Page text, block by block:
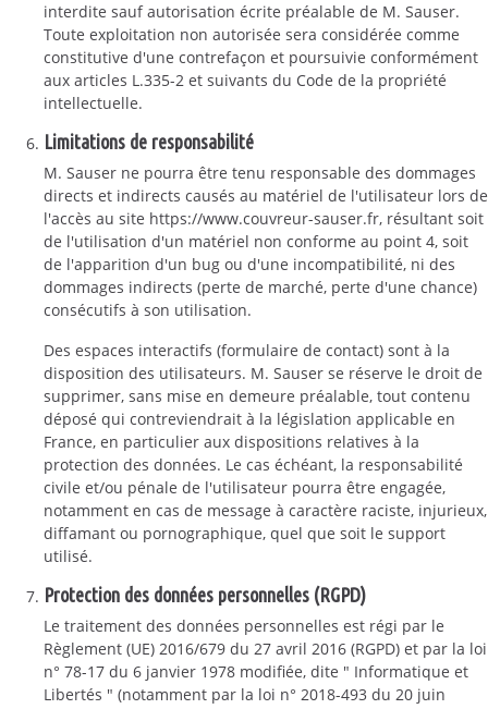
interdite sauf autorisation écrite préalable de M. Sauser.
Toute exploitation non autorisée sera considérée comme
constitutive d'une contrefaçon et poursuivie conformément
aux articles L.335-2 et suivants du Code de la propriété
intellectuelle.
Limitations de responsabilité
M. Sauser ne pourra être tenu responsable des dommages
directs et indirects causés au matériel de l'utilisateur lors de
l'accès au site https://www.couvreur-sauser.fr, résultant soit
de l'utilisation d'un matériel non conforme au point 4, soit
de l'apparition d'un bug ou d'une incompatibilité, ni des
dommages indirects (perte de marché, perte d'une chance)
consécutifs à son utilisation.
Des espaces interactifs (formulaire de contact) sont à la
disposition des utilisateurs. M. Sauser se réserve le droit de
supprimer, sans mise en demeure préalable, tout contenu
déposé qui contreviendrait à la législation applicable en
France, en particulier aux dispositions relatives à la
protection des données. Le cas échéant, la responsabilité
civile et/ou pénale de l'utilisateur pourra être engagée,
notamment en cas de message à caractère raciste, injurieux,
diffamant ou pornographique, quel que soit le support
utilisé.
Protection des données personnelles (RGPD)
Le traitement des données personnelles est régi par le
Règlement (UE) 2016/679 du 27 avril 2016 (RGPD) et par la loi
n° 78-17 du 6 janvier 1978 modifiée, dite " Informatique et
Libertés " (notamment par la loi n° 2018-493 du 20 juin